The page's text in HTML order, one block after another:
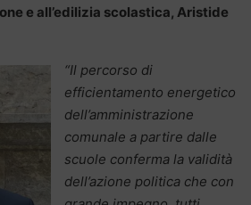
e all’edilizia scolastica, Aristide
“Il percorso di
efficientamento energetico
dell’amministrazione
comunale a partire dalle
scuole conferma la validità
dell’azione politica che con